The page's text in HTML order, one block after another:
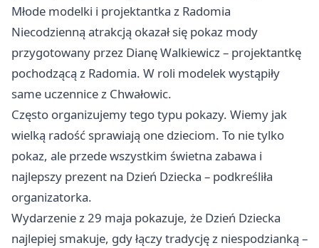
Młode modelki i projektantka z Radomia
Niecodzienną atrakcją okazał się pokaz mody
przygotowany przez Dianę Walkiewicz – projektantkę
pochodzącą z Radomia. W roli modelek wystąpiły
same uczennice z Chwałowic.
Często organizujemy tego typu pokazy. Wiemy jak
wielką radość sprawiają one dzieciom. To nie tylko
pokaz, ale przede wszystkim świetna zabawa i
najlepszy prezent na Dzień Dziecka – podkreśliła
organizatorka.
Wydarzenie z 29 maja pokazuje, że Dzień Dziecka
najlepiej smakuje, gdy łączy tradycję z niespodzianką –